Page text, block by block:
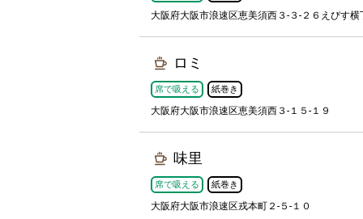
大阪府大阪市浪速区恵美須西３-３-２６えびす横
ロミ
席で吸える 紙巻き
大阪府大阪市浪速区恵美須西３-１５-１９
味里
席で吸える 紙巻き
大阪府大阪市浪速区戎本町２-５-１０